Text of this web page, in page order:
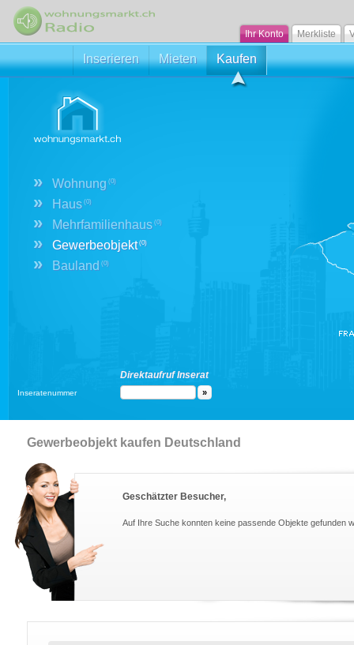
Ihr Konto Merkliste
Inserieren Mieten Kaufen
» Wohnung (0)
» Haus (0)
» Mehrfamilienhaus (0)
» Gewerbeobjekt(0)
» Bauland (0)
Direktaufruf Inserat
Inseratenummer
Gewerbeobjekt kaufen Deutschland
Geschätzter Besucher,
Auf Ihre Suche konnten keine passende Objekte gefunden